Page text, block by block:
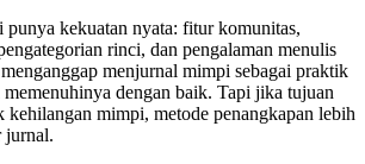
kekuatan nyata: fitur komunitas,
rinci, dan pengalaman menulis
menjurnal mimpi sebagai praktik
dengan baik. Tapi jika tujuan
kehilangan mimpi, metode penangkapan lebih
jurnal.